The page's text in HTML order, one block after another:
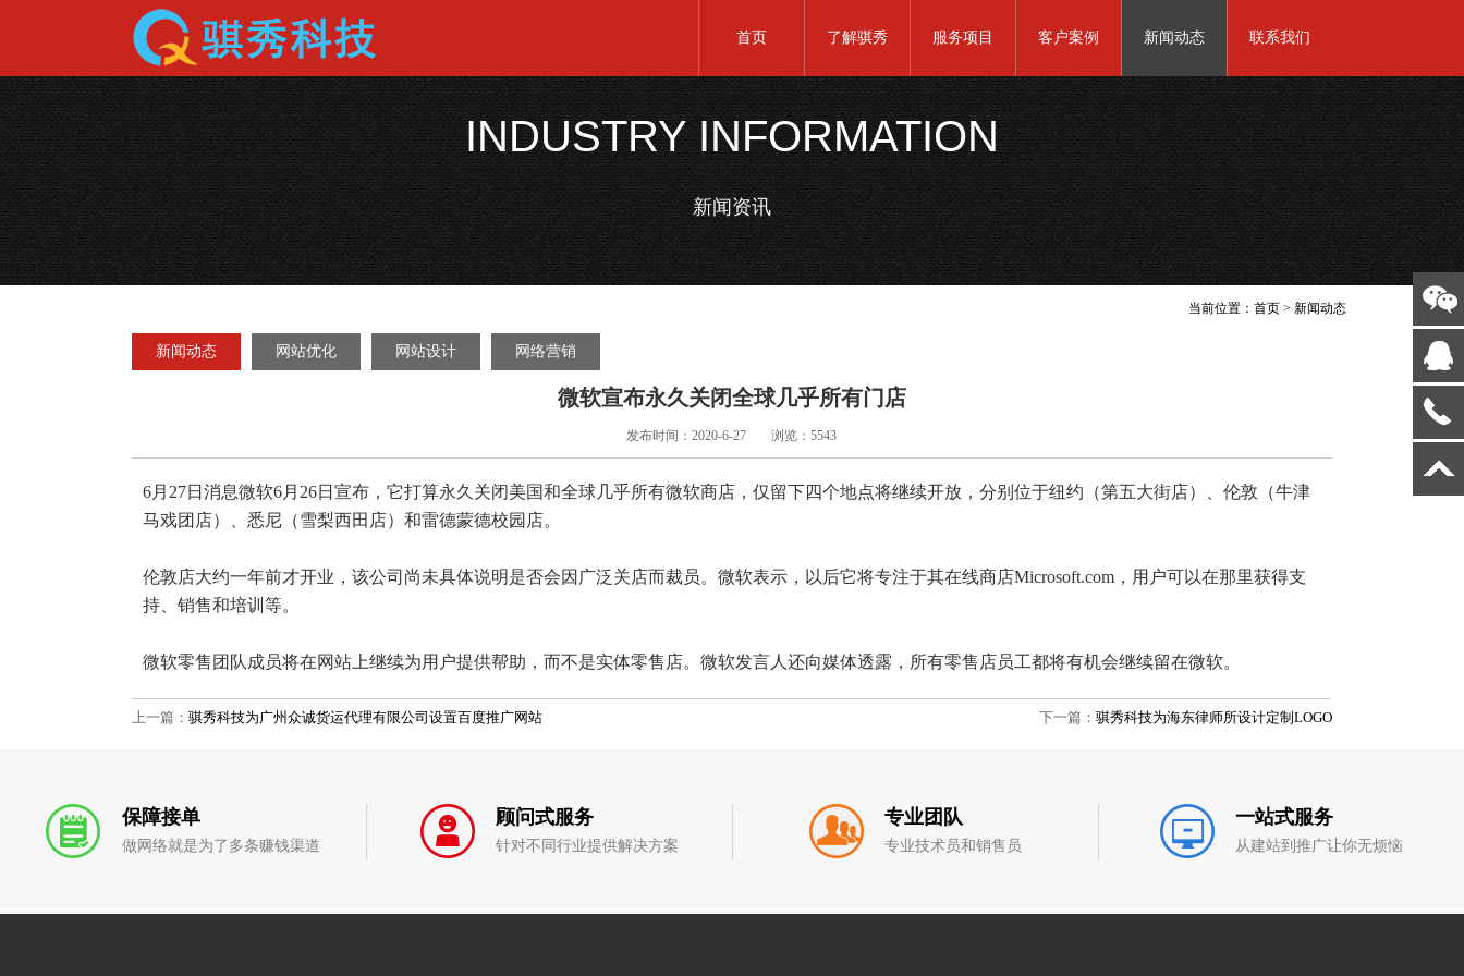
首页 了解骐秀 服务项目 客户案例 新闻动态 联系我们
INDUSTRY INFORMATION
新闻资讯
当前位置：首页 >新闻动态
新闻动态 网站优化 网站设计 网络营销
微软宣布永久关闭全球几乎所有门店
发布时间：2020-6-27 浏览：5543
6月27日消息微软6月26日宣布，它打算永久关闭美国和全球几乎所有微软商店，仅留下四个地点将继续开放，分别位于纽约（第五大街店）、伦敦（牛津
马戏团店）、悉尼（雪梨西田店）和雷德蒙德校园店。
伦敦店大约一年前才开业，该公司尚未具体说明是否会因广泛关店而裁员。微软表示，以后它将专注于其在线商店Microsoft.com，用户可以在那里获得支
持、销售和培训等。
微软零售团队成员将在网站上继续为用户提供帮助，而不是实体零售店。微软发言人还向媒体透露，所有零售店员工都将有机会继续留在微软。
上一篇： 骐秀科技为广州众诚货运代理有限公司设置百度推广网站 下一篇：骐秀科技为海东律师所设计定制LOGO
保障接单
做网络就是为了多条赚钱渠道
顾问式服务
针对不同行业提供解决方案
专业团队
专业技术员和销售员
一站式服务
从建站到推广让你无烦恼